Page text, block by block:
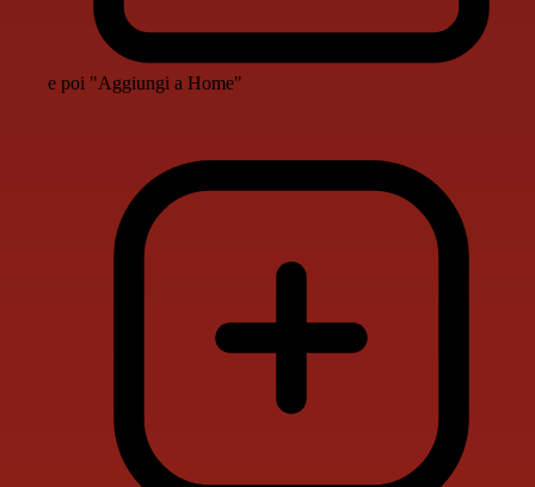
e poi "Aggiungi a Home"